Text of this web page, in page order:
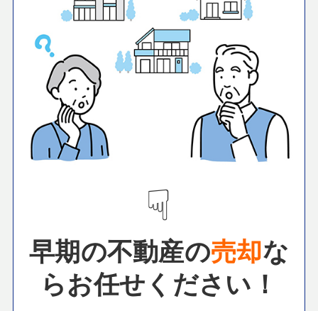
☟
早期の不動産の売却な
らお任せください！